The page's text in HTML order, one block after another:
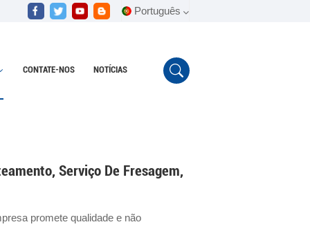
Português
English
CONTATE-NOS NOTÍCIAS
serviço de fresagem, escultura em madeira
Serviço De Fresagem,
promete qualidade e não